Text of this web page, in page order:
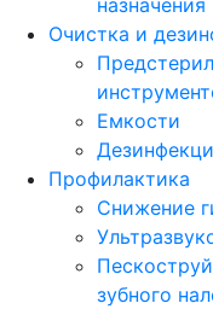
назначения
Очистка и
Емкости
Профилактика
Снижение
зубного